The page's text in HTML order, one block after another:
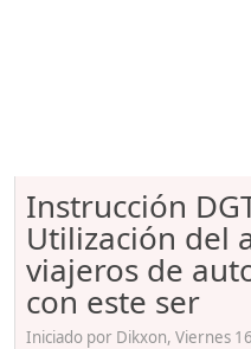
Instrucción
Utilización del
viajeros de
con este ser
Iniciado por Dikxon, Viernes